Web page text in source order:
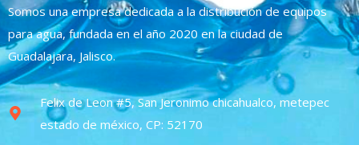
Somos una empresa dedicada a la distribución de equipos
para agua, fundada en el año 2020 en la ciudad de
Guadalajara, Jalisco.
Felix de Leon #5, San Jeronimo chicahualco, metepec
estado de méxico, CP: 52170